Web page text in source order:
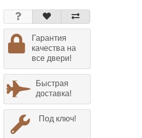
Гарантия
качества на
все двери!
Быстрая
доставка!
Под ключ!